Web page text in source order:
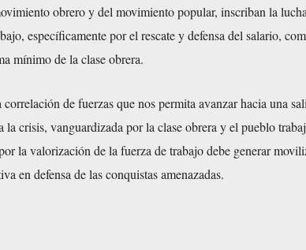
obrero y del movimiento popular, inscriban la
específicamente por el rescate y defensa del salario,
mínimo de la clase obrera.
de fuerzas que nos permita avanzar hacia una
la crisis, vanguardizada por la clase obrera y el pueblo
la valorización de la fuerza de trabajo debe generar
en defensa de las conquistas amenazadas.